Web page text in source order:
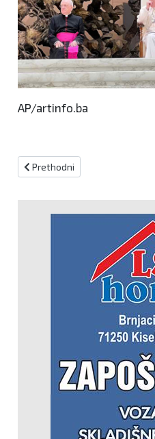
AP/artinfo.ba
Prethodni članak: Fojničani
Prethodni